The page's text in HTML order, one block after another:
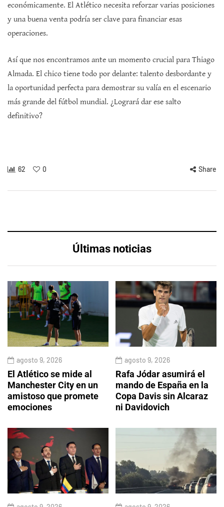
económicamente. El Atlético necesita reforzar varias posiciones
y una buena venta podría ser clave para financiar esas
operaciones.
Así que nos encontramos ante un momento crucial para Thiago
Almada. El chico tiene todo por delante: talento desbordante y
la oportunidad perfecta para demostrar su valía en el escenario
más grande del fútbol mundial. ¿Logrará dar ese salto
definitivo?
62 0 Share
Últimas noticias
agosto 9, 2026
El Atlético se mide al
Manchester City en un
amistoso que promete
emociones
agosto 9, 2026
Rafa Jódar asumirá el
mando de España en la
Copa Davis sin Alcaraz
ni Davidovich